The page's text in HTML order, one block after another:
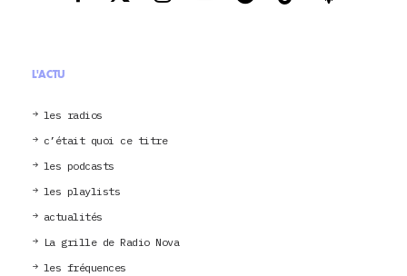
L'ACTU
les radios
c’était quoi ce titre
les podcasts
les playlists
actualités
La grille de Radio Nova
les fréquences